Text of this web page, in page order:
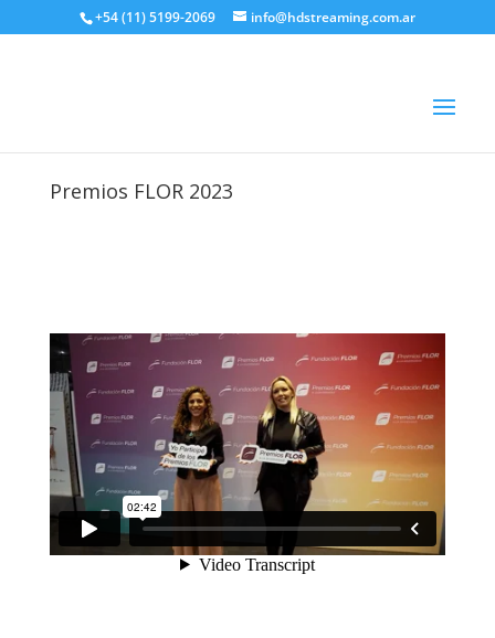
+54 (11) 5199-2069 info@hdstreaming.com.ar
Premios FLOR 2023